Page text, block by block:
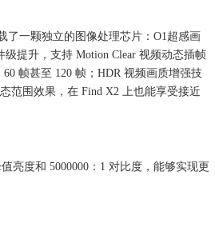
了一颗独立的图像处理芯片：O1超感画
提升，支持 Motion Clear 视频动态插帧
帧甚至 120 帧；HDR 视频画质增强技
范围效果，在 Find X2 上也能享受接近
亮度和 5000000：1 对比度，能够实现更